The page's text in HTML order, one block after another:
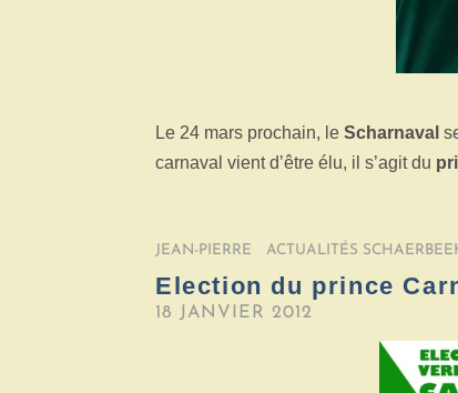
Le 24 mars prochain, le Scharnaval
carnaval vient d’être élu, il s’agit du
JEAN-PIERRE / ACTUALITÉS
Election du prince
18 JANVIER 2012